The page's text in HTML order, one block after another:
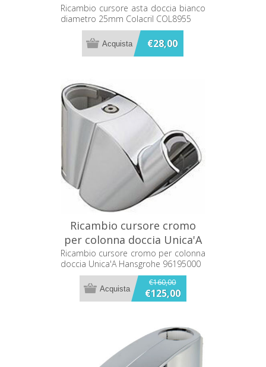
COL8955
Ricambio cursore asta doccia bianco
diametro 25mm Colacril COL8955
€28,00
Ricambio cursore cromo
per colonna doccia Unica'A
Hansgrohe 96195000
Ricambio cursore cromo per colonna
doccia Unica'A Hansgrohe 96195000
€160,00
€125,00